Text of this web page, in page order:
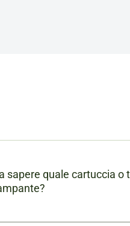
sapere quale cartuccia o
ogni prodotto consumabile